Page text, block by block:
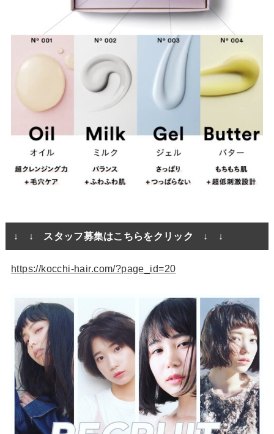
↓ ↓ スタッフ募集はこちらをクリック ↓ ↓
https://kocchi-hair.com/?page_id=20